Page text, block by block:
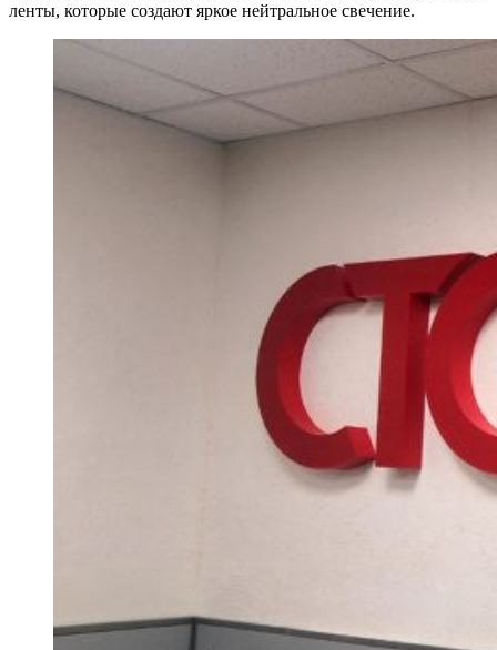
ленты, которые создают яркое нейтральное свечение.